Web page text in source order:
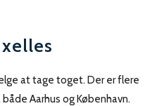
at tage toget. Der er flere
Aarhus og København.